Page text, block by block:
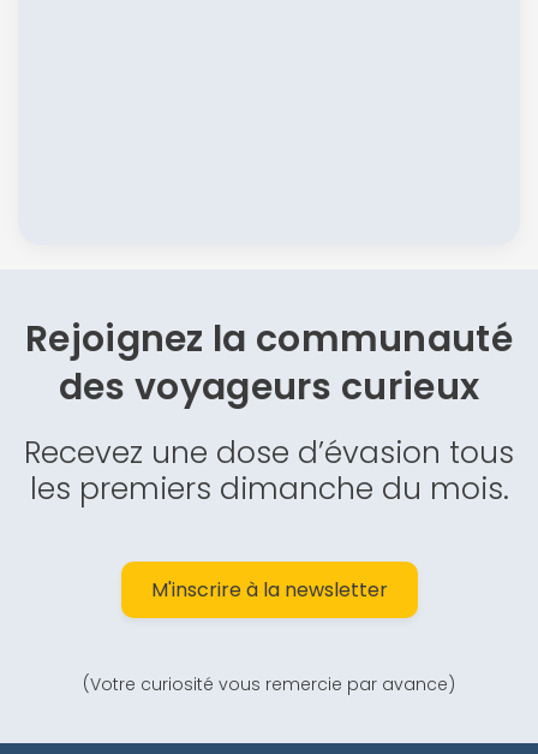
Rejoignez la communauté
desvoyageurs curieux
Recevez une dose d’évasion tous
les premiers dimanche du mois.
M'inscrire à la newsletter
(Votre curiosité vous remercie par avance)